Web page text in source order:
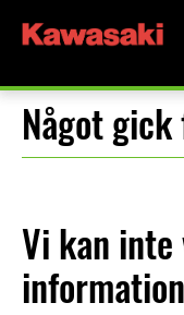
Något gick
Vi kan inte